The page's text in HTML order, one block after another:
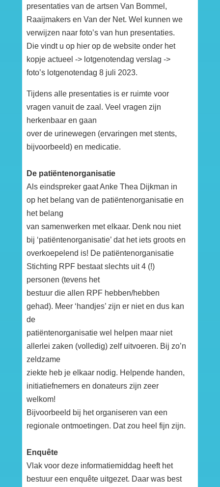
presentaties van de artsen Van Bommel,
Raaijmakers en Van der Net. Wel kunnen we
verwijzen naar foto’s van hun presentaties.
Die vindt u op hier op de website onder het
kopje actueel -> lotgenotendag verslag ->
foto’s lotgenotendag 8 juli 2023.
Tijdens alle presentaties is er ruimte voor
vragen vanuit de zaal. Veel vragen zijn
herkenbaar en gaan
over de urinewegen (ervaringen met stents,
bijvoorbeeld) en medicatie.
De patiëntenorganisatie
Als eindspreker gaat Anke Thea Dijkman in
op het belang van de patiëntenorganisatie en
het belang
van samenwerken met elkaar. Denk nou niet
bij ‘patiëntenorganisatie’ dat het iets groots en
overkoepelend is! De patiëntenorganisatie
Stichting RPF bestaat slechts uit 4 (!)
personen (tevens het
bestuur die allen RPF hebben/hebben
gehad). Meer ‘handjes’ zijn er niet en dus kan
de
patiëntenorganisatie wel helpen maar niet
allerlei zaken (volledig) zelf uitvoeren. Bij zo’n
zeldzame
ziekte heb je elkaar nodig. Helpende handen,
initiatiefnemers en donateurs zijn zeer
welkom!
Bijvoorbeeld bij het organiseren van een
regionale ontmoetingen. Dat zou heel fijn zijn.
Enquête
Vlak voor deze informatiemiddag heeft het
bestuur een enquête uitgezet. Daar was best